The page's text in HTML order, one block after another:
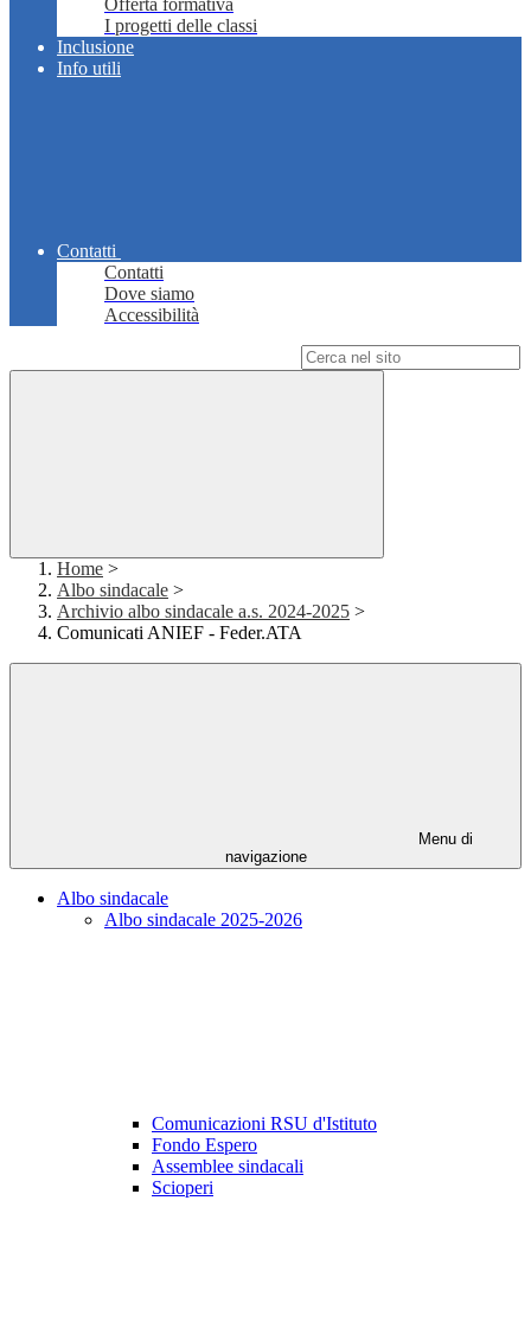
Offerta formativa
I progetti delle classi
Inclusione
Info utili
Contatti
Contatti
Dove siamo
Accessibilità
Home >
Albo sindacale >
Archivio albo sindacale a.s. 2024-2025 >
Comunicati ANIEF - Feder.ATA
Menu di
navigazione
Albo sindacale
Albo sindacale 2025-2026
Comunicazioni RSU d'Istituto
Fondo Espero
Assemblee sindacali
Scioperi